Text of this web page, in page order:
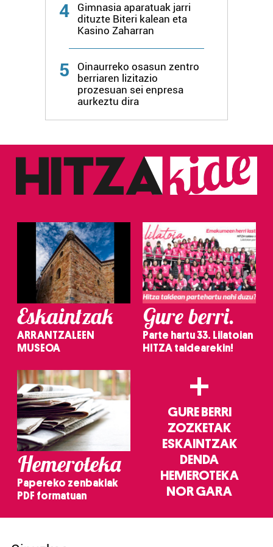
4
Gimnasia aparatuak jarri
dituzte Biteri kalean eta
Kasino Zaharran
5
Oinaurreko osasun zentro
berriaren lizitazio
prozesuan sei enpresa
aurkeztu dira
Eskaintzak
ARRANTZALEEN
MUSEOA
Gure berri.
Parte hartu 33. Lilatoian
HITZA taldearekin!
Hemeroteka
Papereko zenbakiak
PDF formatuan
+
GURE BERRI
ZOZKETAK
ESKAINTZAK
DENDA
HEMEROTEKA
NOR GARA